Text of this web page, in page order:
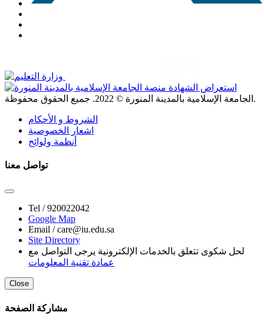
الجامعة الإسلامية بالمدينة المنورة © 2022 . جميع الحقوق محفوظة.
الشروط و الأحكام
اشعار الخصوصية
أنظمة ولوائح
تواصل معنا
Tel /920022042
Google Map
Email /care@iu.edu.sa
Site Directory
لحل شكوى تتعلق بالخدمات الإلكترونية يرجى التواصل مع
عمادة تقنية المعلومات
Close
مشاركة الصفحة